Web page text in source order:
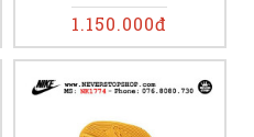
1.150.000đ